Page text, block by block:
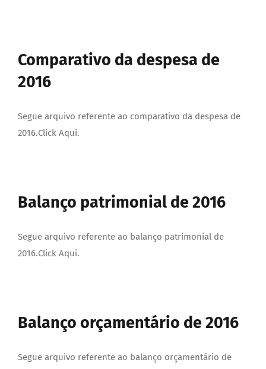
Comparativo da despesa de
2016
Segue arquivo referente ao comparativo da despesa de
2016.Click Aqui.
Balanço patrimonial de 2016
Segue arquivo referente ao balanço patrimonial de
2016.Click Aqui.
Balanço orçamentário de 2016
Segue arquivo referente ao balanço orçamentário de